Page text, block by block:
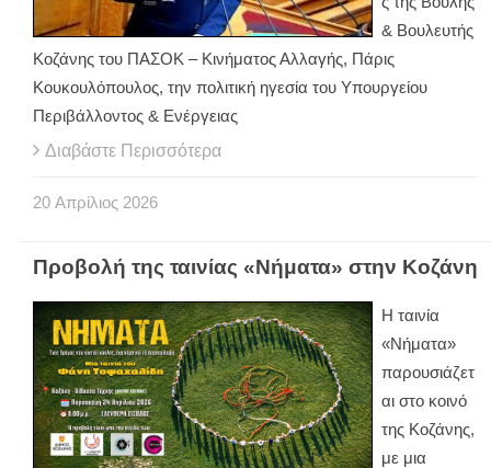
& Βουλευτής
Κοζάνης του ΠΑΣΟΚ – Κινήματος Αλλαγής, Πάρις
Κουκουλόπουλος, την πολιτική ηγεσία του Υπουργείου
Περιβάλλοντος & Ενέργειας
Διαβάστε Περισσότερα
20 Απρίλιος 2026
Προβολή της ταινίας «Νήματα» στην Κοζάνη
Η ταινία
«Νήματα»
παρουσιάζετ
αι στο κοινό
της Κοζάνης,
με μια